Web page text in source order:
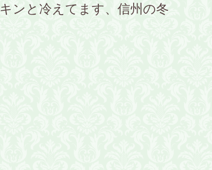
キンと冷えてます、信州の冬